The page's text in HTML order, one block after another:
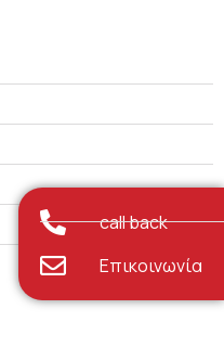
call back
Επικοινωνία